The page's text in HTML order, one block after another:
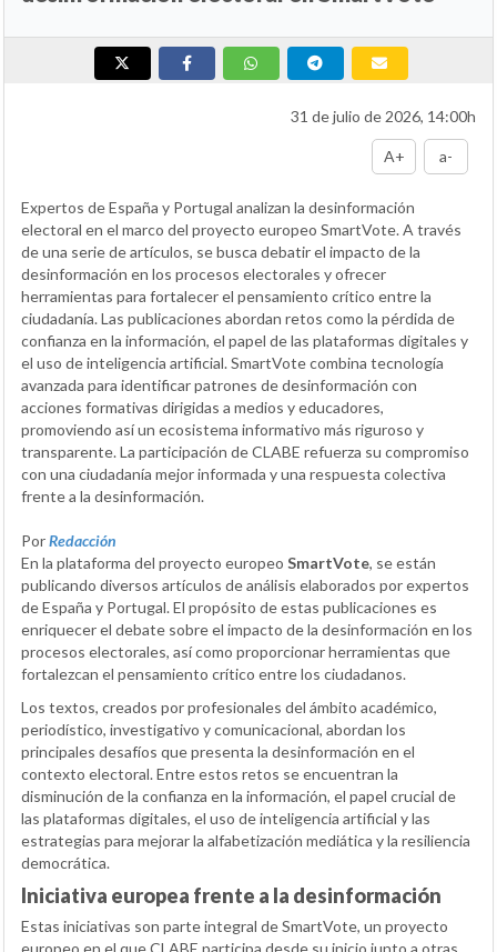
31 de julio de 2026, 14:00h
A+ a-
Expertos de España y Portugal analizan la desinformación
electoral en el marco del proyecto europeo SmartVote. A través
de una serie de artículos, se busca debatir el impacto de la
desinformación en los procesos electorales y ofrecer
herramientas para fortalecer el pensamiento crítico entre la
ciudadanía. Las publicaciones abordan retos como la pérdida de
confianza en la información, el papel de las plataformas digitales y
el uso de inteligencia artificial. SmartVote combina tecnología
avanzada para identificar patrones de desinformación con
acciones formativas dirigidas a medios y educadores,
promoviendo así un ecosistema informativo más riguroso y
transparente. La participación de CLABE refuerza su compromiso
con una ciudadanía mejor informada y una respuesta colectiva
frente a la desinformación.
PorRedacción
En la plataforma del proyecto europeo SmartVote, se están
publicando diversos artículos de análisis elaborados por expertos
de España y Portugal. El propósito de estas publicaciones es
enriquecer el debate sobre el impacto de la desinformación en los
procesos electorales, así como proporcionar herramientas que
fortalezcan el pensamiento crítico entre los ciudadanos.
Los textos, creados por profesionales del ámbito académico,
periodístico, investigativo y comunicacional, abordan los
principales desafíos que presenta la desinformación en el
contexto electoral. Entre estos retos se encuentran la
disminución de la confianza en la información, el papel crucial de
las plataformas digitales, el uso de inteligencia artificial y las
estrategias para mejorar la alfabetización mediática y la resiliencia
democrática.
Iniciativa europea frente a la desinformación
Estas iniciativas son parte integral de SmartVote, un proyecto
europeo en el que CLABE participa desde su inicio junto a otras